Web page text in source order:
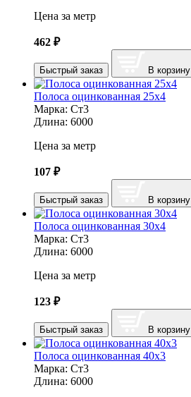
Цена за метр
462 ₽
Быстрый заказ В корзину
Полоса оцинкованная 25х4
Марка: Ст3
Длина: 6000
Цена за метр
107 ₽
Быстрый заказ В корзину
Полоса оцинкованная 30х4
Марка: Ст3
Длина: 6000
Цена за метр
123 ₽
Быстрый заказ В корзину
Полоса оцинкованная 40х3
Марка: Ст3
Длина: 6000